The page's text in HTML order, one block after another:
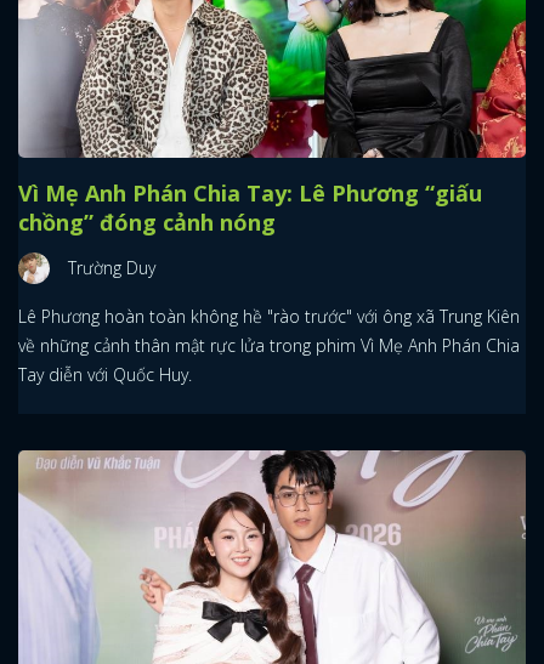
Vì Mẹ Anh Phán Chia Tay: Lê Phương “giấu
chồng” đóng cảnh nóng
Trường Duy
Lê Phương hoàn toàn không hề "rào trước" với ông xã Trung Kiên
về những cảnh thân mật rực lửa trong phim Vì Mẹ Anh Phán Chia
Tay diễn với Quốc Huy.